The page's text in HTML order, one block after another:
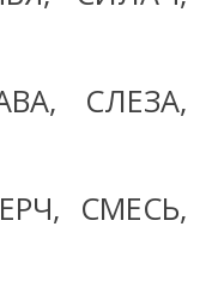
СЛЕЗА,
СМЕСЬ,